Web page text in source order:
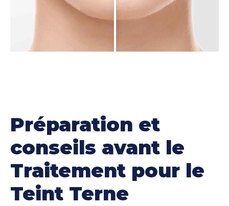
Préparation et
conseils avant le
Traitement pour le
Teint Terne